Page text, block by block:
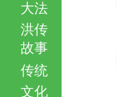
大法
洪传
故事
传统
文化